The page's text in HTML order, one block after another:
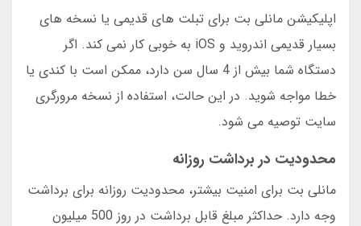
اپلیکیشن مانلی بت برای تبلت های قدیمی یا نسخه های
بسیار قدیمی اندروید و iOS به خوبی کار نمی کند. اگر
دستگاه شما بیش از 4 سال سن دارد، ممکن است با کندی یا
خطا مواجه شوید. در این حالت، استفاده از نسخه مرورگری
سایت توصیه می شود.
محدودیت در برداشت روزانه
مانلی بت برای امنیت بیشتر، محدودیت روزانه برای برداشت
وجه دارد. حداکثر مبلغ قابل برداشت در روز 500 میلیون